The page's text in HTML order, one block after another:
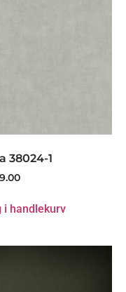
38024-1
i handlekurv